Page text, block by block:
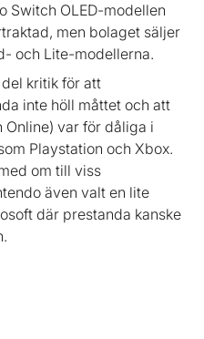
Switch OLED-modellen
men bolaget säljer
och Lite-modellerna.
kritik för att
inte höll måttet och att
var för dåliga i
Playstation och Xbox.
om till viss
även valt en lite
där prestanda kanske